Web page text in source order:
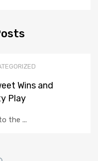
Wins and
Play
the ...